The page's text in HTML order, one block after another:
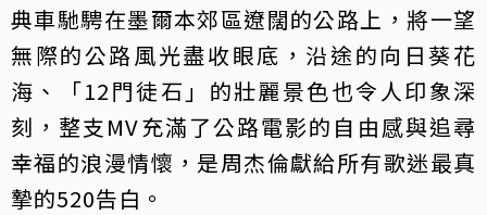
典車馳騁在墨爾本郊區遼闊的公路上，將一望
無際的公路風光盡收眼底，沿途的向日葵花
海、「12門徒石」的壯麗景色也令人印象深
刻，整支MV充滿了公路電影的自由感與追尋
幸福的浪漫情懷，是周杰倫獻給所有歌迷最真
摯的520告白。